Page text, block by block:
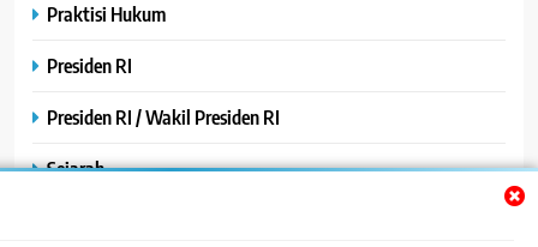
Praktisi Hukum
Presiden RI
Presiden RI / Wakil Presiden RI
Sejarah